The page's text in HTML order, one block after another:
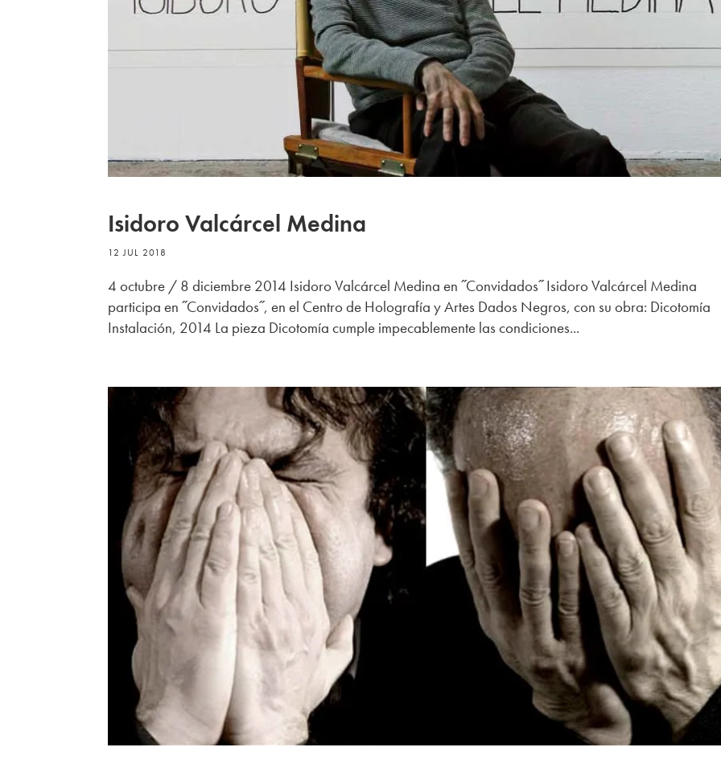
Isidoro Valcárcel Medina
12 JUL 2018
4 octubre / 8 diciembre 2014 Isidoro Valcárcel Medina en ˝Convidados˝ Isidoro Valcárcel Medina
participa en ˝Convidados˝, en el Centro de Holografía y Artes Dados Negros, con su obra: Dicotomía
Instalación, 2014 La pieza Dicotomía cumple impecablemente las condiciones...